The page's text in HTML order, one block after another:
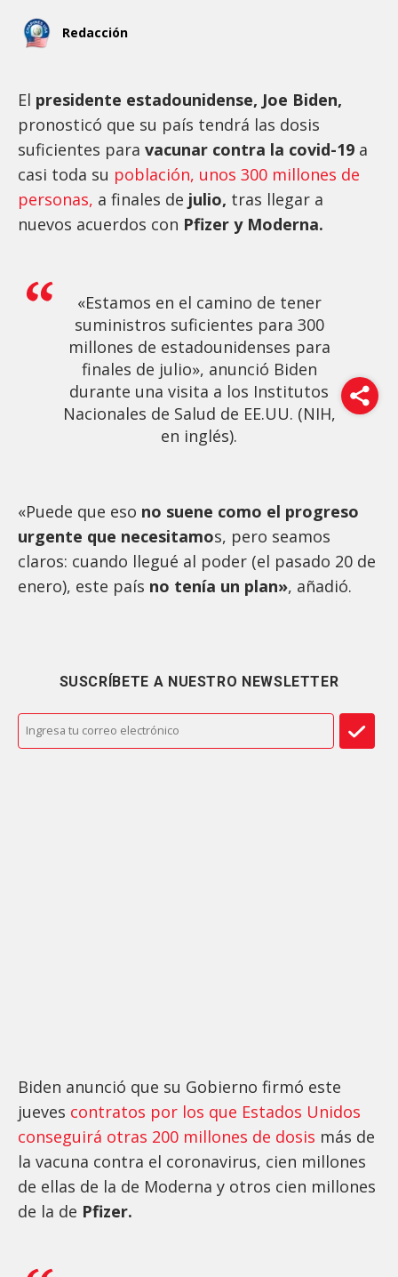
Redacción
El presidente estadounidense, Joe Biden,
pronosticó que su país tendrá las dosis
suficientes para vacunar contra la covid-19 a
casi toda su población, unos 300 millones de
personas, a finales de julio, tras llegar a
nuevos acuerdos con Pfizer y Moderna.
«Estamos en el camino de tener
suministros suficientes para 300
millones de estadounidenses para
finales de julio», anunció Biden
durante una visita a los Institutos
Nacionales de Salud de EE.UU. (NIH,
en inglés).
«Puede que eso no suene como el progreso
urgente que necesitamos, pero seamos
claros: cuando llegué al poder (el pasado 20 de
enero), este país no tenía un plan», añadió.
SUSCRÍBETE A NUESTRO NEWSLETTER
Biden anunció que su Gobierno firmó este
jueves contratos por los que Estados Unidos
conseguirá otras 200 millones de dosis más de
la vacuna contra el coronavirus, cien millones
de ellas de la de Moderna y otros cien millones
de la de Pfizer.